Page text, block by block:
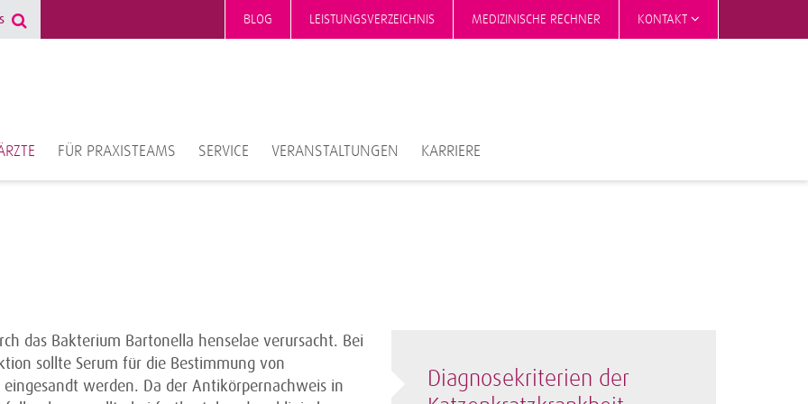
BLOG LEISTUNGSVERZEICHNIS MEDIZINISCHE RECHNER KONTAKT
FÜR PRAXISTEAMS SERVICE VERANSTALTUNGEN KARRIERE
das Bakterium Bartonella henselae verursacht. Bei
sollte Serum für die Bestimmung von
werden. Da der Antikörpernachweis in
Diagnosekriterien der